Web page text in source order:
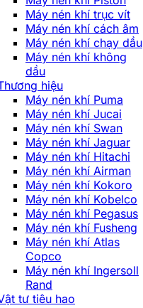
Máy nén khí trục vít
Máy nén khí cách âm
Máy nén khí chạy dầu
Máy nén khí không
dầu
hiệu
Máy nén khí Puma
Máy nén khí Jucai
Máy nén khí Swan
Máy nén khí Jaguar
Máy nén khí Hitachi
Máy nén khí Airman
Máy nén khí Kokoro
Máy nén khí Kobelco
Máy nén khí Pegasus
Máy nén khí Fusheng
Máy nén khí Atlas
Copco
Máy nén khí Ingersoll
Rand
tư tiêu hao